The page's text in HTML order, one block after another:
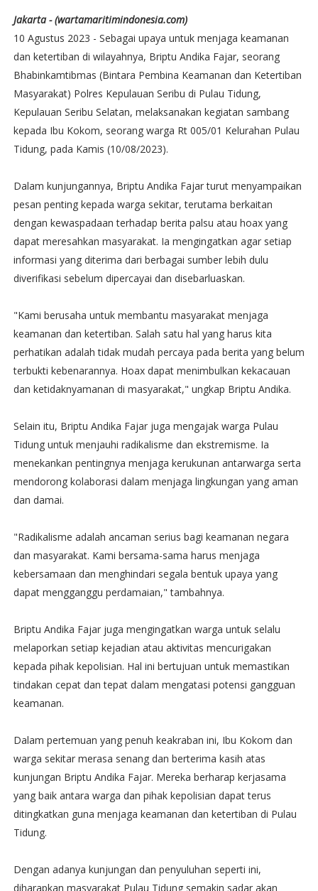
Jakarta - (wartamaritimindonesia.com)
10 Agustus 2023 - Sebagai upaya untuk menjaga keamanan
dan ketertiban di wilayahnya, Briptu Andika Fajar, seorang
Bhabinkamtibmas (Bintara Pembina Keamanan dan Ketertiban
Masyarakat) Polres Kepulauan Seribu di Pulau Tidung,
Kepulauan Seribu Selatan, melaksanakan kegiatan sambang
kepada Ibu Kokom, seorang warga Rt 005/01 Kelurahan Pulau
Tidung, pada Kamis (10/08/2023).
Dalam kunjungannya, Briptu Andika Fajar turut menyampaikan
pesan penting kepada warga sekitar, terutama berkaitan
dengan kewaspadaan terhadap berita palsu atau hoax yang
dapat meresahkan masyarakat. Ia mengingatkan agar setiap
informasi yang diterima dari berbagai sumber lebih dulu
diverifikasi sebelum dipercayai dan disebarluaskan.
"Kami berusaha untuk membantu masyarakat menjaga
keamanan dan ketertiban. Salah satu hal yang harus kita
perhatikan adalah tidak mudah percaya pada berita yang belum
terbukti kebenarannya. Hoax dapat menimbulkan kekacauan
dan ketidaknyamanan di masyarakat," ungkap Briptu Andika.
Selain itu, Briptu Andika Fajar juga mengajak warga Pulau
Tidung untuk menjauhi radikalisme dan ekstremisme. Ia
menekankan pentingnya menjaga kerukunan antarwarga serta
mendorong kolaborasi dalam menjaga lingkungan yang aman
dan damai.
"Radikalisme adalah ancaman serius bagi keamanan negara
dan masyarakat. Kami bersama-sama harus menjaga
kebersamaan dan menghindari segala bentuk upaya yang
dapat mengganggu perdamaian," tambahnya.
Briptu Andika Fajar juga mengingatkan warga untuk selalu
melaporkan setiap kejadian atau aktivitas mencurigakan
kepada pihak kepolisian. Hal ini bertujuan untuk memastikan
tindakan cepat dan tepat dalam mengatasi potensi gangguan
keamanan.
Dalam pertemuan yang penuh keakraban ini, Ibu Kokom dan
warga sekitar merasa senang dan berterima kasih atas
kunjungan Briptu Andika Fajar. Mereka berharap kerjasama
yang baik antara warga dan pihak kepolisian dapat terus
ditingkatkan guna menjaga keamanan dan ketertiban di Pulau
Tidung.
Dengan adanya kunjungan dan penyuluhan seperti ini,
diharapkan masyarakat Pulau Tidung semakin sadar akan